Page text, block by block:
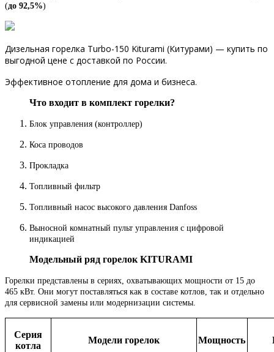
(до 92,5%)
Дизельная горелка Turbo-150 Kiturami (Китурами) — купить по
выгодной цене с доставкой по России.
Эффективное отопление для дома и бизнеса.
Что входит в комплект горелки?
Блок управления (контроллер)
Коса проводов
Прокладка
Топливный фильтр
Топливный насос высокого давления Danfoss
Выносной комнатный пульт управления с цифровой
индикацией
Модельный ряд горелок KITURAMI
Горелки представлены в сериях, охватывающих мощности от 15 до
465 кВт. Они могут поставляться как в составе котлов, так и отдельно
для сервисной замены или модернизации системы.
Серия
котла
Модели горелок Мощность